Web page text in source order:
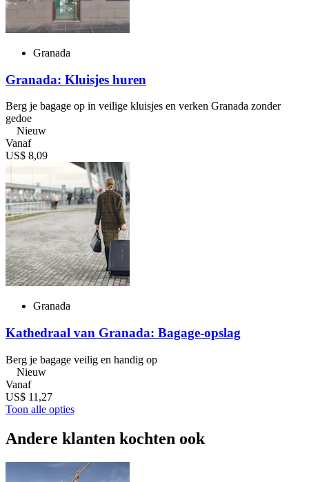
Granada
Granada: Kluisjes huren
Berg je bagage op in veilige kluisjes en verken Granada zonder
gedoe
Nieuw
Vanaf
US$ 8,09
Granada
Kathedraal van Granada: Bagage-opslag
Berg je bagage veilig en handig op
Nieuw
Vanaf
US$ 11,27
Toon alle opties
Andere klanten kochten ook